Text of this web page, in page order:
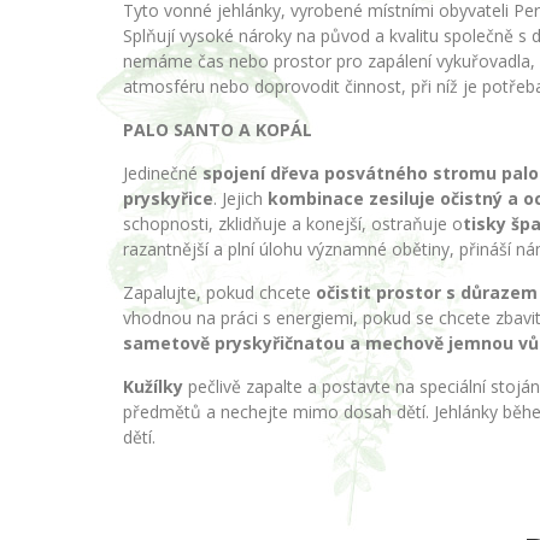
Tyto vonné jehlánky, vyrobené místními obyvateli
Splňují vysoké nároky na původ a kvalitu společně
nemáme čas nebo prostor pro zapálení
atmosféru nebo doprovodit činnost, při níž je
PALO SANTO A KOPÁL
Jedinečné spojení dřeva posvátného stromu
pryskyřice. Jejich kombinace zesiluje očistný a
schopnosti, zklidňuje a konejší, ostraňuje otisky
razantnější a plní úlohu významné obětiny, přináší
Zapalujte, pokud chcete očistit prostor s
vhodnou na práci s energiemi, pokud se chcete
sametově pryskyřičnatou a mechově jemnou
Kužílky pečlivě zapalte a postavte na speciální
předmětů a nechejte mimo dosah dětí. Jehlánky
dětí.